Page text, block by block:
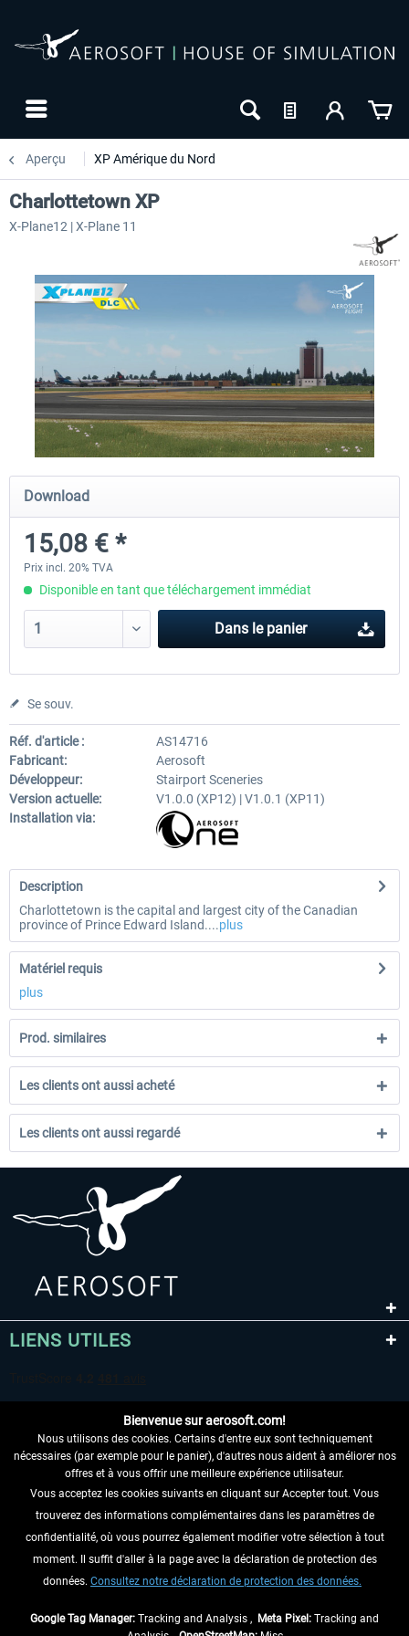
Aperçu XP Amérique du Nord
FunnerFlight - KSAN, KNZY & Naval
Base San...
20,12 € *
Saint Croix XP
Charlottetown XP
X-Plane12 | X-Plane 11
Download
15,08 € *
Prix incl. 20% TVA
Disponible en tant que téléchargement immédiat
Dans le panier
Se souv.
Réf. d'article :
AS14716
Fabricant:
Aerosoft
Développeur:
Stairport Sceneries
Version actuelle:
V1.0.0 (XP12) | V1.0.1 (XP11)
Installation via:
Description
Charlottetown is the capital and largest city of the Canadian
province of Prince Edward Island....plus
Matériel requis
plus
Prod. similaires
Les clients ont aussi acheté
Les clients ont aussi regardé
LIENS UTILES
RENONCER AU CONTRAT ICI
INFORMATIONS
NE MANQUEZ PAS LES DERNIÈRES
Bienvenue sur aerosoft.com!
Nous utilisons des cookies. Certains d'entre eux sont techniquement
nécessaires (par exemple pour le panier), d'autres nous aident à améliorer nos
offres et à vous offrir une meilleure expérience utilisateur.
Vous acceptez les cookies suivants en cliquant sur Accepter tout. Vous
trouverez des informations complémentaires dans les paramètres de
confidentialité, où vous pourrez également modifier votre sélection à tout
moment. Il suffit d'aller à la page avec la déclaration de protection des
données. Consultez notre déclaration de protection des données.
Google Tag Manager: Tracking and Analysis , Meta Pixel: Tracking and